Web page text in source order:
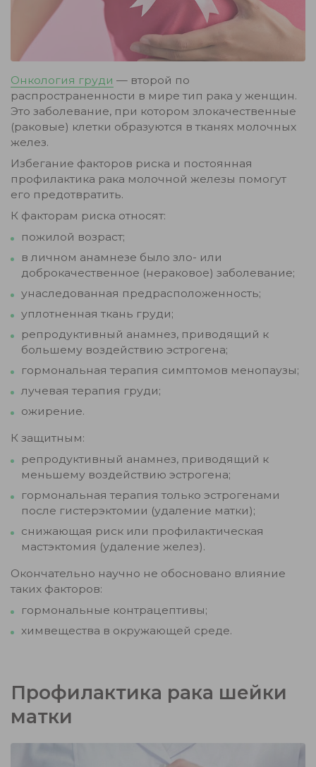
Онкология груди — второй по
распространенности в мире тип рака у женщин.
Это заболевание, при котором злокачественные
(раковые) клетки образуются в тканях молочных
желез.
Избегание факторов риска и постоянная
профилактика рака молочной железы помогут
его предотвратить.
К факторам риска относят:
пожилой возраст;
в личном анамнезе было зло- или
доброкачественное (нераковое) заболевание;
унаследованная предрасположенность;
уплотненная ткань груди;
репродуктивный анамнез, приводящий к
большему воздействию эстрогена;
гормональная терапия симптомов менопаузы;
лучевая терапия груди;
ожирение.
К защитным:
репродуктивный анамнез, приводящий к
меньшему воздействию эстрогена;
гормональная терапия только эстрогенами
после гистерэктомии (удаление матки);
снижающая риск или профилактическая
мастэктомия (удаление желез).
Окончательно научно не обосновано влияние
таких факторов:
гормональные контрацептивы;
химвещества в окружающей среде.
Профилактика рака шейки
матки